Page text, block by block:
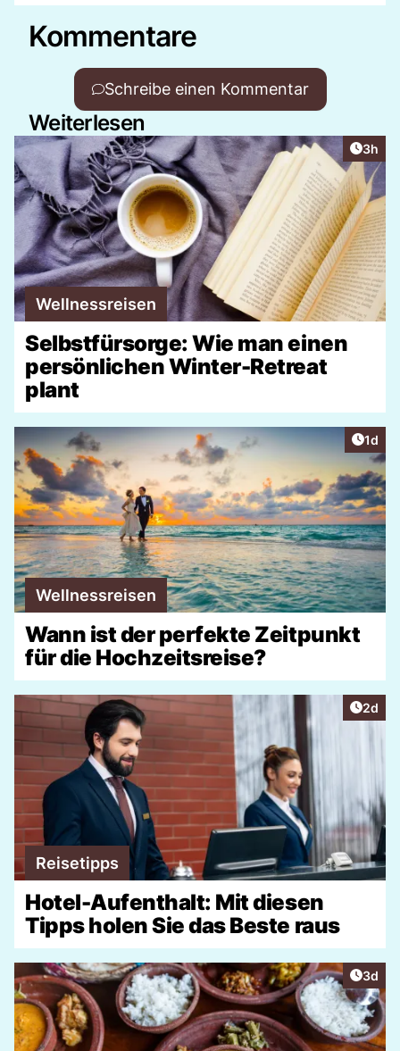
Kommentare
Schreibe einen Kommentar
Weiterlesen
3h
Wellnessreisen
Selbstfürsorge: Wie man einen
persönlichen Winter-Retreat
plant
1d
Wellnessreisen
Wann ist der perfekte Zeitpunkt
für die Hochzeitsreise?
2d
Reisetipps
Hotel-Aufenthalt: Mit diesen
Tipps holen Sie das Beste raus
3d